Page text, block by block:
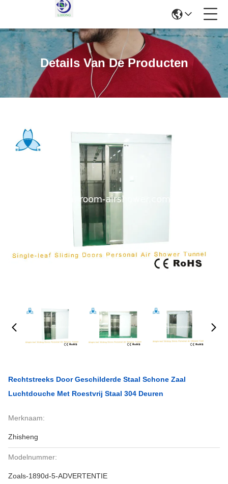
Details Van De Producten
Rechtstreeks Door Geschilderde Staal Schone Zaal
Luchtdouche Met Roestvrij Staal 304 Deuren
Merknaam:
Zhisheng
Modelnummer:
Zoals-1890d-5-ADVERTENTIE